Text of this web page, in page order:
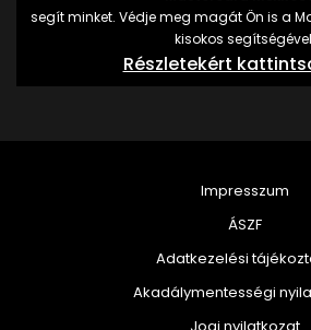
segít minket. Védje meg magát Ön is a
kisokos
Részletekért
Impresszum
ÁSZF
Adatkezelési
Akadálymentességi